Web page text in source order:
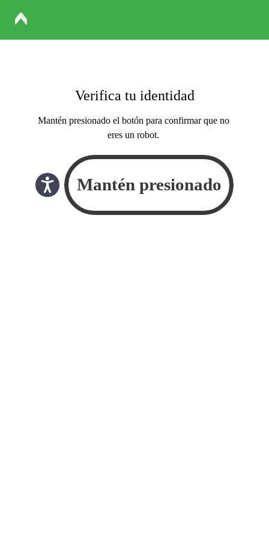
Verifica tu identidad
Mantén presionado el botón para confirmar que no
eres un robot.